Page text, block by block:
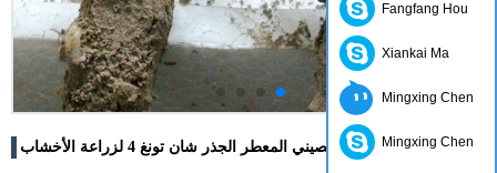
خصم كبير الهجين الصيني المعطر الجذر شان تونغ 4 لزراعة الأخشاب
Fangfang Hou
Xiankai Ma
Mingxing Chen
Mingxing Chen